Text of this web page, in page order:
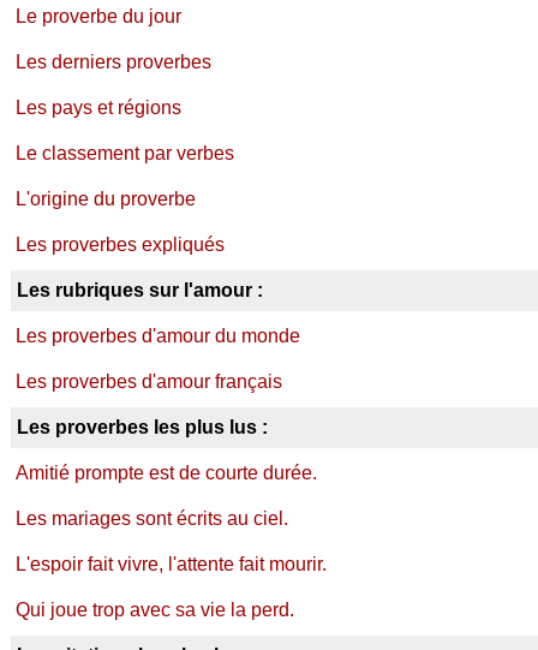
Le proverbe du jour
Les derniers proverbes
Les pays et régions
Le classement par verbes
L'origine du proverbe
Les proverbes expliqués
Les rubriques sur l'amour :
Les proverbes d'amour du monde
Les proverbes d'amour français
Les proverbes les plus lus :
Amitié prompte est de courte durée.
Les mariages sont écrits au ciel.
L'espoir fait vivre, l'attente fait mourir.
Qui joue trop avec sa vie la perd.